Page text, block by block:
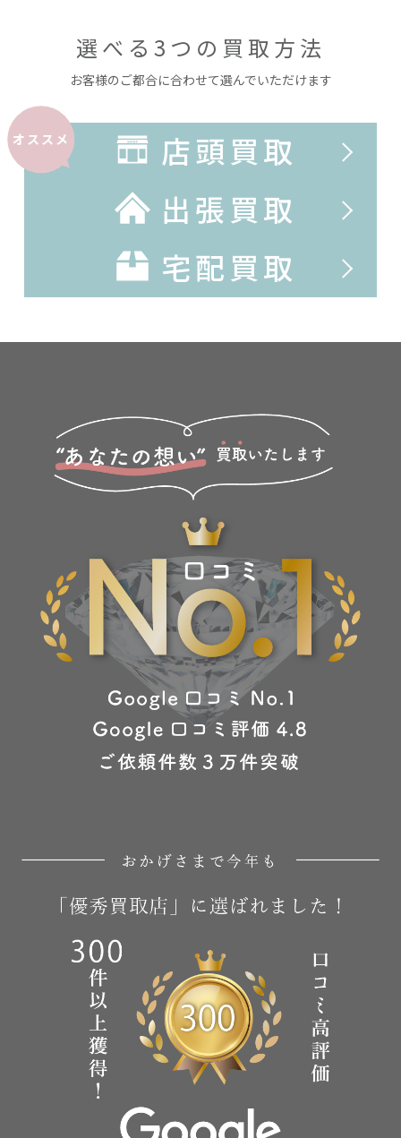
選べる3つの買取方法
お客様のご都合に合わせて選んでいただけます
オススメ
店頭買取
出張買取
宅配買取